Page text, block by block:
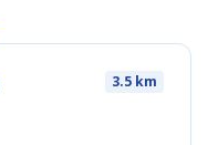
3.5 km